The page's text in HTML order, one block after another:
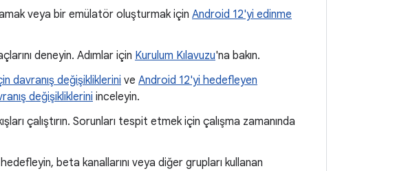
veya bir emülatör oluşturmak için Android 12'yi edinme
deneyin. Adımlar için Kurulum Kılavuzu'na bakın.
davranış değişikliklerini ve Android 12'yi hedefleyen
değişikliklerini inceleyin.
çalıştırın. Sorunları tespit etmek için çalışma zamanında
beta kanallarını veya diğer grupları kullanan